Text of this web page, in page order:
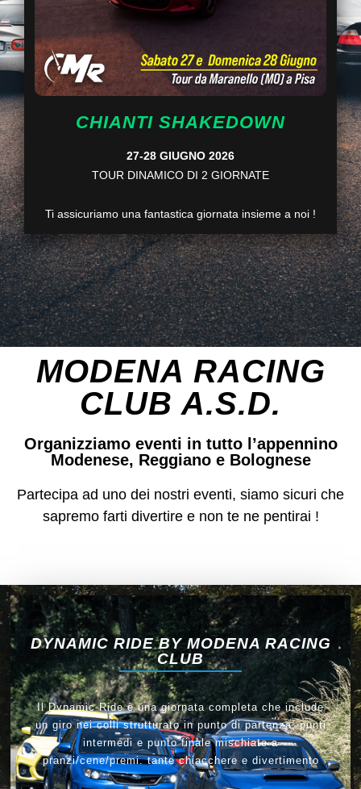
CHIANTI SHAKEDOWN
27-28 GIUGNO 2026
TOUR DINAMICO DI 2 GIORNATE
Ti assicuriamo una fantastica giornata insieme a noi !
MODENA RACING
CLUB A.S.D.
Organizziamo eventi in tutto l’appennino
Modenese, Reggiano e Bolognese
Partecipa ad uno dei nostri eventi, siamo sicuri che
sapremo farti divertire e non te ne pentirai !
DYNAMIC RIDE BY MODENA RACING
CLUB
Il Dynamic Ride è una giornata completa che include
un giro nei colli strutturato in punto di partenza, punti
intermedi e punto finale mischiato a
pranzi/cene/premi. tante chiacchere e divertimento